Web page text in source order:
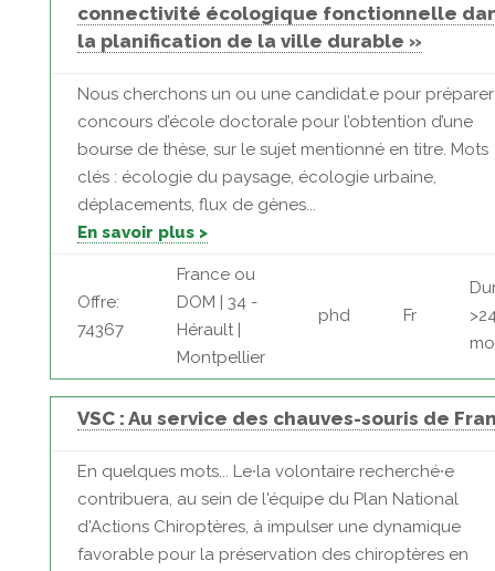
connectivité écologique fonctionnelle
la planification de la ville durable »
Nous cherchons un ou une candidat.e pour
concours d’école doctorale pour l’obtention d’une
bourse de thèse, sur le sujet mentionné en titre. Mots
clés : écologie du paysage, écologie urbaine,
déplacements, flux de gènes...
En savoir plus >
Offre:
74367
France ou
DOM | 34 -
Hérault |
Montpellier
phd Fr
VSC : Au service des chauves-souris de
En quelques mots... Le⸱la volontaire recherché⸱e
contribuera, au sein de l'équipe du Plan National
d'Actions Chiroptères, à impulser une dynamique
favorable pour la préservation des chiroptères en